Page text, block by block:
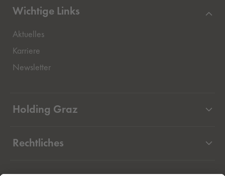
Wichtige Links
Aktuelles
Karriere
Newsletter
Holding Graz
Beteiligungen
Rechtliches